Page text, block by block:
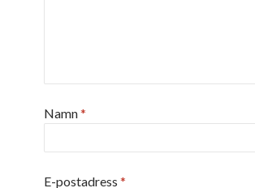
Namn*
E-postadress *